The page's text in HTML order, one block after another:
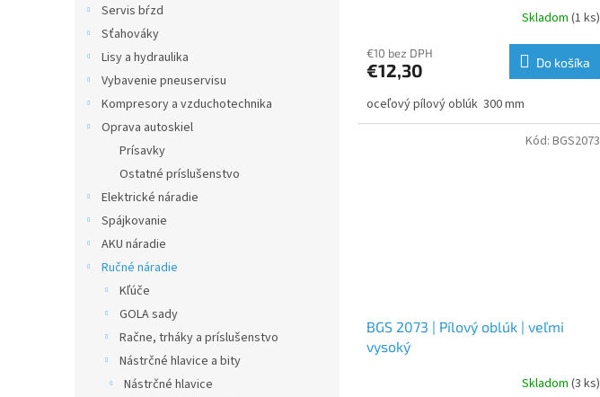
Servis bŕzd
Sťahováky
Lisy a hydraulika
Vybavenie pneuservisu
Kompresory a vzduchotechnika
Oprava autoskiel
Prísavky
Ostatné príslušenstvo
Elektrické náradie
Spájkovanie
AKU náradie
Ručné náradie
Kľúče
GOLA sady
Račne, trháky a príslušenstvo
Nástrčné hlavice a bity
Nástrčné hlavice
Skladom (1 ks)
€10 bez DPH
€12,30 Do košíka
oceľový pílový oblúk 300 mm
BGS 2073 | Pílový oblúk | veľmi
vysoký
Skladom (3 ks)
Kód: BGS2073